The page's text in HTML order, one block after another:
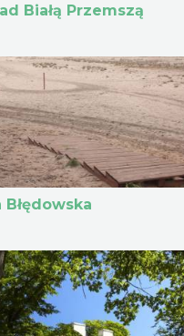
Białą Przemszą
Błędowska